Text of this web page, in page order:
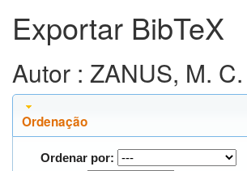
Exportar BibTeX
Autor : ZANUS, M. C.
Ordenação
Ordenar por: